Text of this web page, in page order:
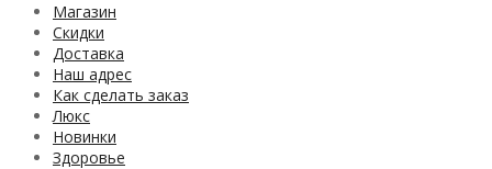
Магазин
Скидки
Доставка
Наш адрес
Как сделать заказ
Люкс
Новинки
Здоровье